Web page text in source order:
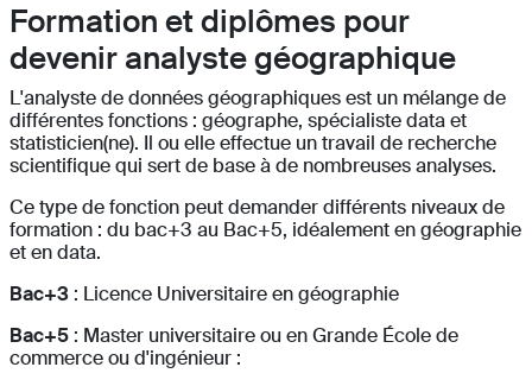
Formation et diplômes pour
devenir analyste géographique
L'analyste de données géographiques est un mélange de
différentes fonctions : géographe, spécialiste data et
statisticien(ne). Il ou elle effectue un travail de recherche
scientifique qui sert de base à de nombreuses analyses.
Ce type de fonction peut demander différents niveaux de
formation : du bac+3 au Bac+5, idéalement en géographie
et en data.
Bac+3 : Licence Universitaire en géographie
Bac+5 : Master universitaire ou en Grande École de
commerce ou d'ingénieur :